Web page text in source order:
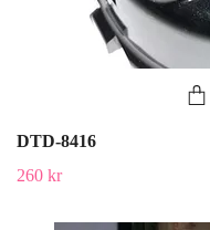
DTD-8416
260 kr